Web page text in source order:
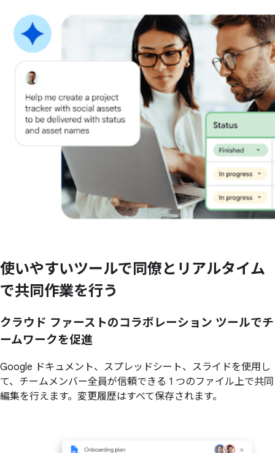
使いやすいツールで 同僚と リアルタイム
で共同作業を行う
クラウド ファーストのコラボレーション ツールでチ
ームワークを促進
Google ドキュメント、スプレッドシート、スライドを使用し
て、チームメンバー全員が信頼できる 1 つのファイル上で共同
編集を行えます。変更履歴はすべて保存されます。